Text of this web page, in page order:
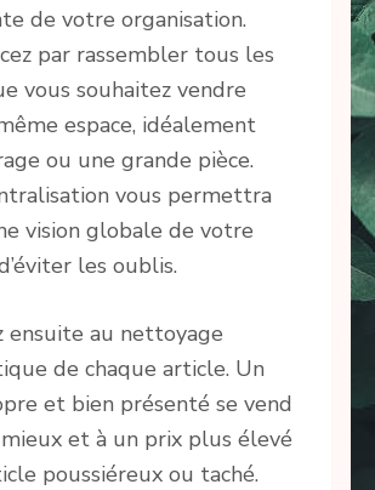
de votre organisation.
par rassembler tous les
vous souhaitez vendre
espace, idéalement
ou une grande pièce.
vous permettra
vision globale de votre
les oublis.
ensuite au nettoyage
de chaque article. Un
et bien présenté se vend
et à un prix plus élevé
poussiéreux ou taché.